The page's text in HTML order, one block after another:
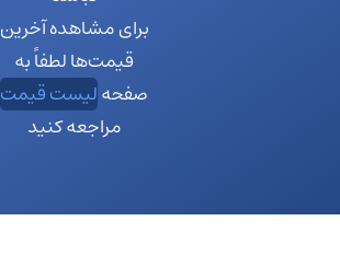
برای مشاهده آخرین
قیمت‌ها لطفاً به
صفحهلیست قیمت
مراجعه کنید